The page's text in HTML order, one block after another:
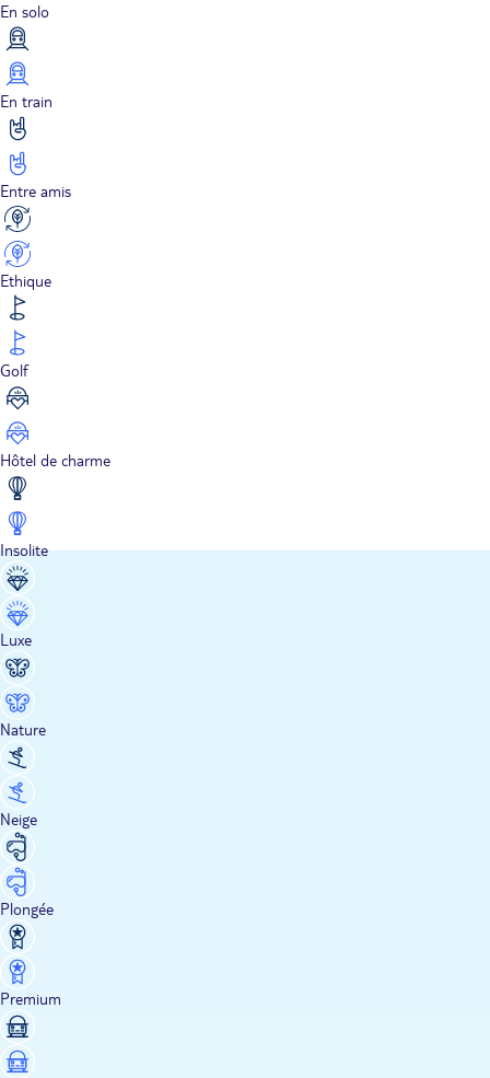
En solo
En train
Entre amis
Ethique
Golf
Hôtel de charme
Insolite
Luxe
Nature
Neige
Plongée
Premium